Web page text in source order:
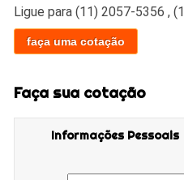
Ligue para(11) 2057-5356 ,
faça uma cotação
Faça sua cotação
Informações Pessoais